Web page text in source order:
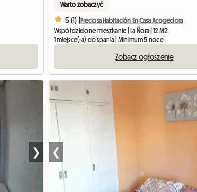
Warto zobaczyć
5 (1) |
Preciosa Habitación En Casa Acogedora
Współdzielone mieszkanie | La Ñora | 12 M2
1 miejsce(-a) do spania | Minimum 5 noce
Zobacz ogłoszenie
❯ ❮